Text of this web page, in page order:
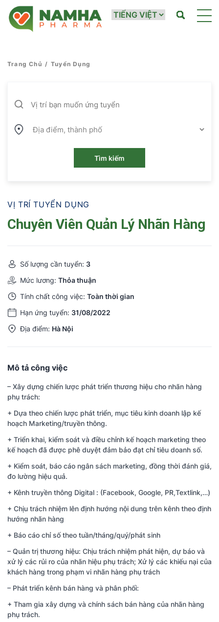
Trang Chủ / Tuyển Dụng
Tìm kiếm
VỊ TRÍ TUYỂN DỤNG
Chuyên Viên Quản Lý Nhãn Hàng
Số lượng cần tuyển: 3
Mức lương: Thỏa thuận
Tính chất công việc: Toàn thời gian
Hạn ứng tuyển: 31/08/2022
Địa điểm: Hà Nội
Mô tả công việc
– Xây dựng chiến lược phát triển thương hiệu cho nhãn hàng
phụ trách:
+ Dựa theo chiến lược phát triển, mục tiêu kinh doanh lập kế
hoạch Marketing/truyền thông.
+ Triển khai, kiểm soát và điều chỉnh kế hoạch marketing theo
kế hoạch đã được phê duyệt đảm bảo đạt chỉ tiêu doanh số.
+ Kiểm soát, báo cáo ngân sách marketing, đồng thời đánh giá,
đo lường hiệu quả.
+ Kênh truyền thông Digital : (Facebook, Google, PR,Textlink,…)
+ Chịu trách nhiệm lên định hướng nội dung trên kênh theo định
hướng nhãn hàng
+ Báo cáo chỉ số theo tuần/tháng/quý/phát sinh
– Quản trị thương hiệu: Chịu trách nhiệm phát hiện, dự báo và
xử lý các rủi ro của nhãn hiệu phụ trách; Xử lý các khiếu nại của
khách hàng trong phạm vi nhãn hàng phụ trách
– Phát triển kênh bán hàng và phân phối:
+ Tham gia xây dựng và chính sách bán hàng của nhãn hàng
phụ trách.